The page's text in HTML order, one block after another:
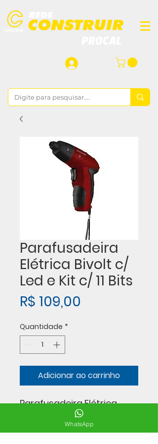
Parafusadeira
Elétrica Bivolt c/
Led e Kit c/ 11 Bits
R$ 109,00
Quantidade *
Adicionar ao carrinho
Parafusadeira Elétrica
Bivolt c/ Led e Kit c/ 11 Bits
WhatsApp